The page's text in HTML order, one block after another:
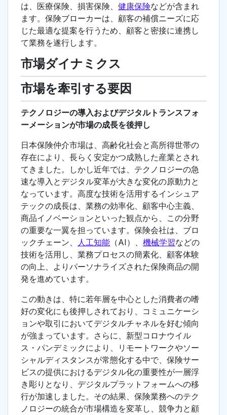
は、医療保険、損害保険、 健康保険などが含まれ
ます。保険ブローカーは、顧客の補償ニーズに応
じた最適な提案を行うため、顧客と密接に連携し
て業務を遂行します。
市場ダイナミクス
市場を牽引する要因
テクノロジーの導入およびデジタルトランスフォ
ーメーションが市場の成長を後押し
日本保険仲介市場は、高齢化社会と高所得世帯の
存在により、長らく安定かつ成熟した産業とされ
てきました。しかし近年では、テクノロジーの急
速な導入とデジタル変革が大きな変化の原動力と
なっています。高度な技術を活用するインシュア
テックの成長は、業務の効率化、顧客中心主義、
商品イノベーションといった観点から、この分野
の重要な一翼を担っています。保険会社は、ブロ
ックチェーン、 人工知能 （AI）、 機械学習などの
技術を活用し、業務プロセスの簡素化、顧客体験
の向上、よりパーソナライズされた保険商品の開
発を進めています。
この動きは、特に若年層を中心とした消費者の嗜
好の変化にも後押しされており、コミュニケーシ
ョンや取引においてデジタルチャネルを好む傾向
が強まっています。さらに、新型コロナウイル
ス・パンデミックにより、リモートワークやソー
シャルディスタンスが常態化する中で、保険サー
ビスの提供におけるデジタル化の重要性が一層浮
き彫りとなり、デジタルプラットフォームへの移
行が加速しました。その結果、保険業務へのテク
ノロジーの統合が市場構造を変革し、競争力と顧